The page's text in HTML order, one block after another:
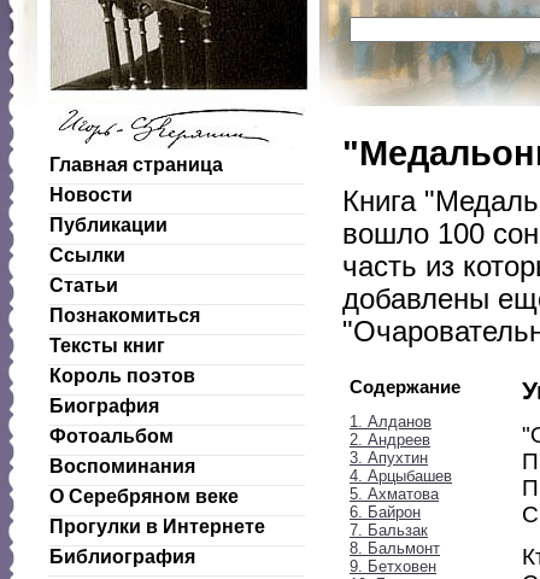
Главная страница
Новости
Публикации
Ссылки
Статьи
Познакомиться
Тексты книг
Король поэтов
Биография
Фотоальбом
Воспоминания
О Серебряном веке
Прогулки в Интернете
Библиография
Книга
вошло 100
часть из
добавлены
Содержание
1. Алданов
2. Андреев
3. Апухтин
4. Арцыбашев
5. Ахматова
6. Байрон
7. Бальзак
8. Бальмонт
9. Бетховен